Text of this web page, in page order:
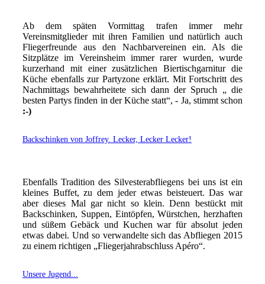
Ab dem späten Vormittag trafen immer mehr
Vereinsmitglieder mit ihren Familien und natürlich auch
Fliegerfreunde aus den Nachbarvereinen ein. Als die
Sitzplätze im Vereinsheim immer rarer wurden, wurde
kurzerhand mit einer zusätzlichen Biertischgarnitur die
Küche ebenfalls zur Partyzone erklärt. Mit Fortschritt des
Nachmittags bewahrheitete sich dann der Spruch „ die
besten Partys finden in der Küche statt“, - Ja, stimmt schon
:-)
Backschinken von Joffrey. Lecker, Lecker Lecker!
Ebenfalls Tradition des Silvesterabfliegens bei uns ist ein
kleines Buffet, zu dem jeder etwas beisteuert. Das war
aber dieses Mal gar nicht so klein. Denn bestückt mit
Backschinken, Suppen, Eintöpfen, Würstchen, herzhaften
und süßem Gebäck und Kuchen war für absolut jeden
etwas dabei. Und so verwandelte sich das Abfliegen 2015
zu einem richtigen „Fliegerjahrabschluss Apéro“.
Unsere Jugend...